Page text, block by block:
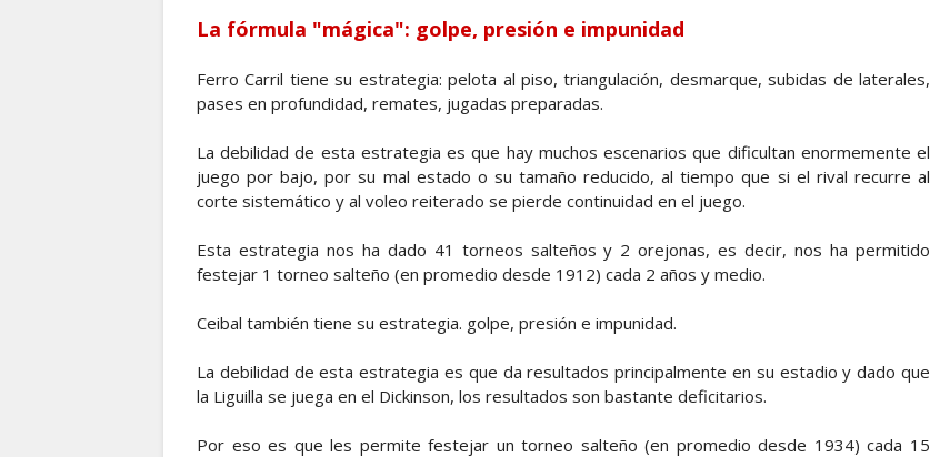
La fórmula "mágica": golpe, presión e impunidad
Ferro Carril tiene su estrategia: pelota al piso, triangulación, desmarque, subidas de laterales,
pases en profundidad, remates, jugadas preparadas.
La debilidad de esta estrategia es que hay muchos escenarios que dificultan enormemente el
juego por bajo, por su mal estado o su tamaño reducido, al tiempo que si el rival recurre al
corte sistemático y al voleo reiterado se pierde continuidad en el juego.
Esta estrategia nos ha dado 41 torneos salteños y 2 orejonas, es decir, nos ha permitido
festejar 1 torneo salteño (en promedio desde 1912) cada 2 años y medio.
Ceibal también tiene su estrategia. golpe, presión e impunidad.
La debilidad de esta estrategia es que da resultados principalmente en su estadio y dado que
la Liguilla se juega en el Dickinson, los resultados son bastante deficitarios.
Por eso es que les permite festejar un torneo salteño (en promedio desde 1934) cada 15